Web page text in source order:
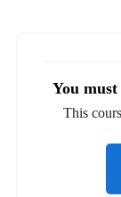
You must
This